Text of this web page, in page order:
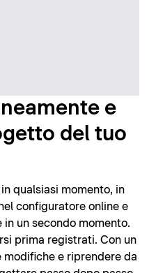
e
del tuo
qualsiasi momento, in
configuratore online e
un secondo momento.
prima registrati. Con un
e riprendere da